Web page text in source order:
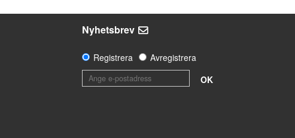
Nyhetsbrev
Registrera
Avregistrera
OK